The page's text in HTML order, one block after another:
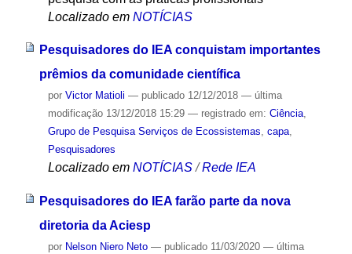
Localizado em NOTÍCIAS
Pesquisadores do IEA conquistam importantes
prêmios da comunidade científica
por Victor Matioli — publicado12/12/2018 — última
modificação13/12/2018 15:29 — registrado em: Ciência,
Grupo de Pesquisa Serviços de Ecossistemas, capa,
Pesquisadores
Localizado em NOTÍCIAS /Rede IEA
Pesquisadores do IEA farão parte da nova
diretoria da Aciesp
por Nelson Niero Neto — publicado11/03/2020 — última